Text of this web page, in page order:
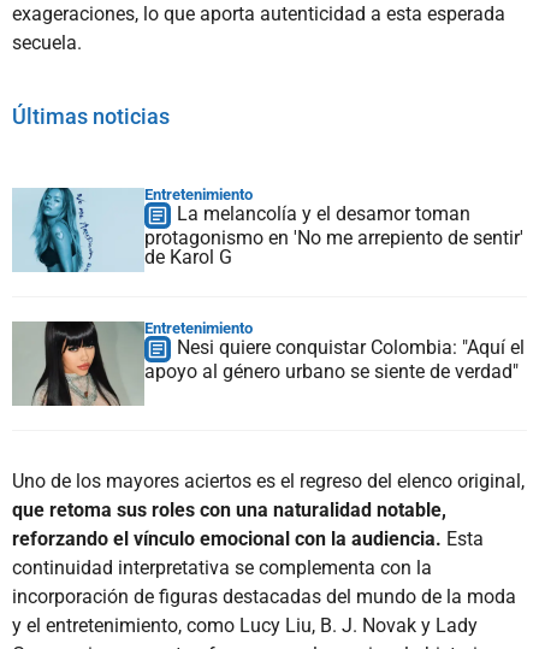
exageraciones, lo que aporta autenticidad a esta esperada
secuela.
Últimas noticias
Entretenimiento
La melancolía y el desamor toman
protagonismo en 'No me arrepiento de sentir'
de Karol G
Entretenimiento
Nesi quiere conquistar Colombia: "Aquí el
apoyo al género urbano se siente de verdad"
Uno de los mayores aciertos es el regreso del elenco original,
que retoma sus roles con una naturalidad notable,
reforzando el vínculo emocional con la audiencia. Esta
continuidad interpretativa se complementa con la
incorporación de figuras destacadas del mundo de la moda
y el entretenimiento, como Lucy Liu, B. J. Novak y Lady